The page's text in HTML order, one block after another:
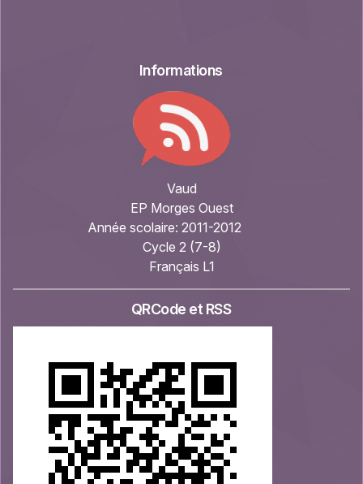
Informations
Vaud
EP Morges Ouest
Année scolaire: 2011-2012
Cycle 2 (7-8)
Français L1
QRCode et RSS